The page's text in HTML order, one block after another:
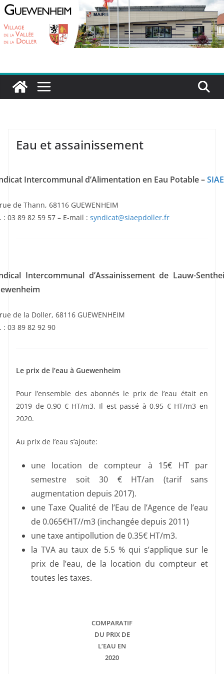
Passer
contenu
Eau et assainissement
Intercommunal d’Alimentation en Eau Potable –
de Thann, 68116 GUEWENHEIM
: 03 89 82 59 57 – E-mail : syndicat@siaepdoller.fr
Intercommunal d’Assainissement de Lauw-
de la Doller, 68116 GUEWENHEIM
: 03 89 82 92 90
Le prix de l’eau à Guewenheim
Pour l’ensemble des abonnés le prix de l’eau était en
2019 de 0.90 € HT/m3. Il est passé à 0.95 € HT/m3 en
2020.
Au prix de l’eau s’ajoute:
une location de compteur à 15€ HT par
semestre soit 30 € HT/an (tarif sans
augmentation depuis 2017).
une Taxe Qualité de l’Eau de l’Agence de l’eau
de 0.065€HT//m3 (inchangée depuis 2011)
une taxe antipollution de 0.35€ HT/m3.
la TVA au taux de 5.5 % qui s’applique sur le
prix de l’eau, de la location du compteur et
toutes les taxes.
COMPARATIF
DU PRIX DE
L’EAU EN
2020